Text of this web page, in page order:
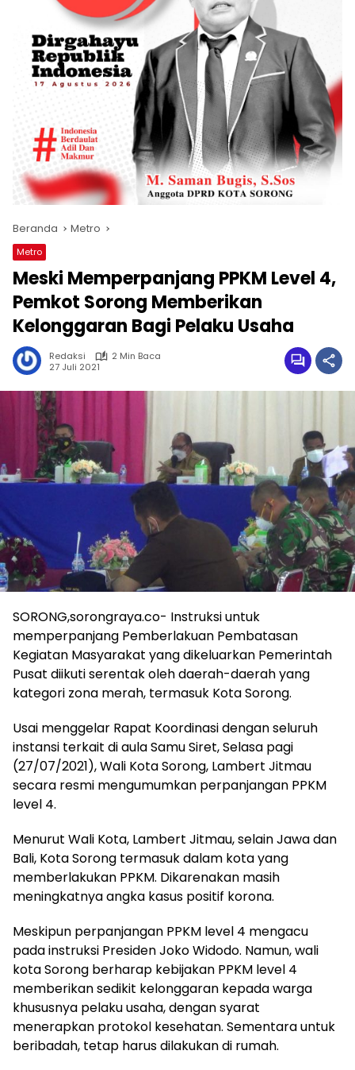
Beranda Metro
Metro
Meski Memperpanjang PPKM Level 4,
Pemkot Sorong Memberikan
Kelonggaran Bagi Pelaku Usaha
Redaksi
2 Min Baca
27 Juli 2021
SORONG,sorongraya.co- Instruksi untuk
memperpanjang Pemberlakuan Pembatasan
Kegiatan Masyarakat yang dikeluarkan Pemerintah
Pusat diikuti serentak oleh daerah-daerah yang
kategori zona merah, termasuk Kota Sorong.
Usai menggelar Rapat Koordinasi dengan seluruh
instansi terkait di aula Samu Siret, Selasa pagi
(27/07/2021), Wali Kota Sorong, Lambert Jitmau
secara resmi mengumumkan perpanjangan PPKM
level 4.
Menurut Wali Kota, Lambert Jitmau, selain Jawa dan
Bali, Kota Sorong termasuk dalam kota yang
memberlakukan PPKM. Dikarenakan masih
meningkatnya angka kasus positif korona.
Meskipun perpanjangan PPKM level 4 mengacu
pada instruksi Presiden Joko Widodo. Namun, wali
kota Sorong berharap kebijakan PPKM level 4
memberikan sedikit kelonggaran kepada warga
khususnya pelaku usaha, dengan syarat
menerapkan protokol kesehatan. Sementara untuk
beribadah, tetap harus dilakukan di rumah.